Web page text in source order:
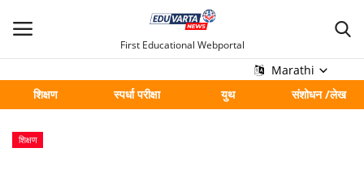
First Educational Webportal
Marathi
शिक्षण
स्पर्धा परीक्षा युथ संशोधन /लेख
मुख्य
Contact
शिक्षण